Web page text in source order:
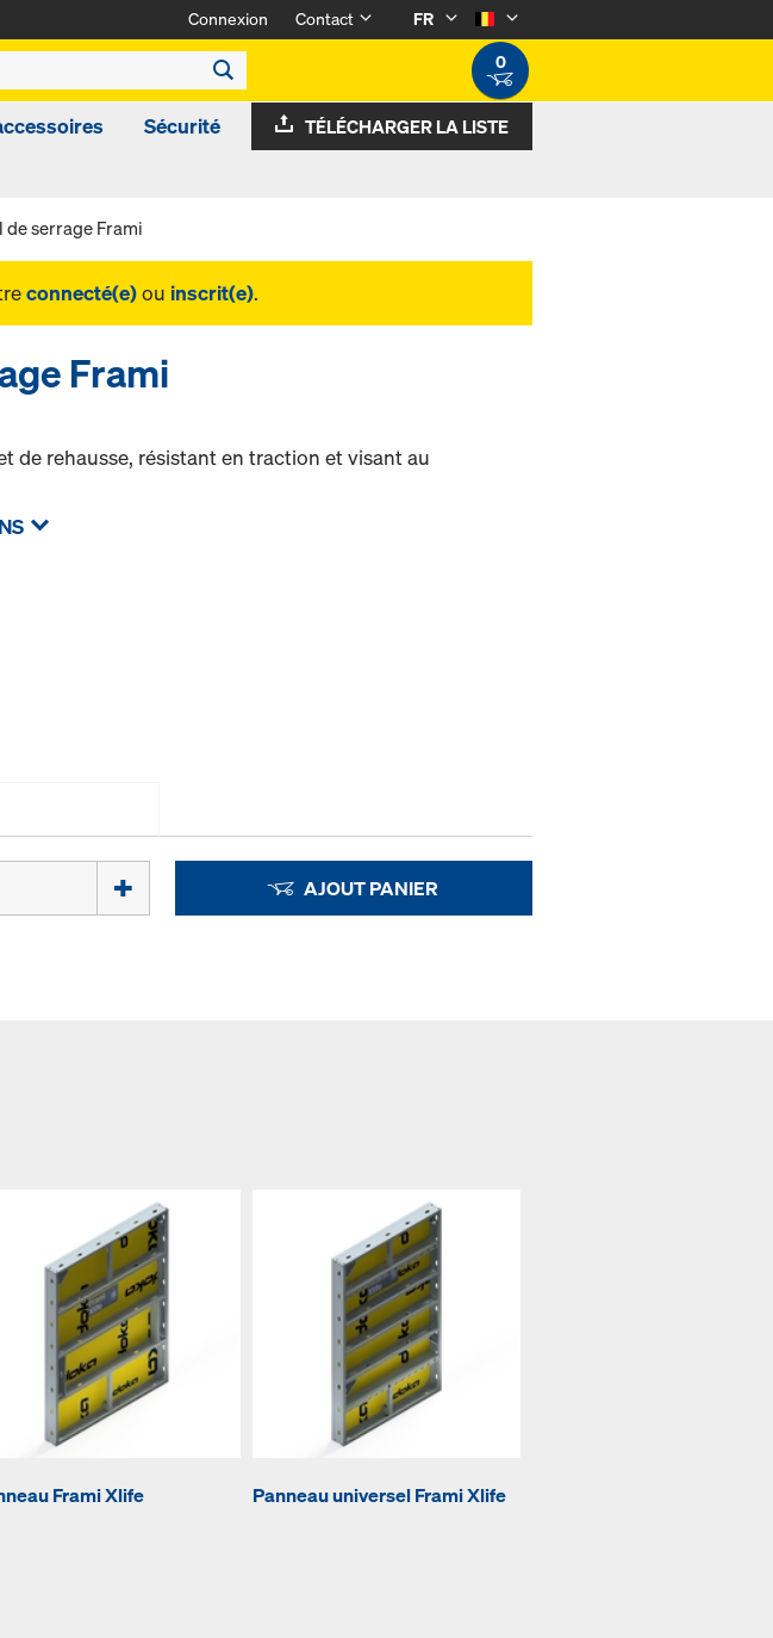
Connexion Contact
FR
0
Sécurité
TÉLÉCHARGER LA LISTE
de serrage Frami
connecté(e)ou inscrit(e).
Frami
de rehausse, résistant en traction et visant au
AJOUT PANIER
Frami Xlife Panneau universel Frami Xlife